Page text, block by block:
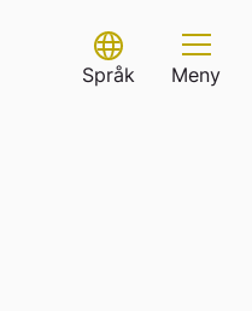
Språk
Select Language
Meny